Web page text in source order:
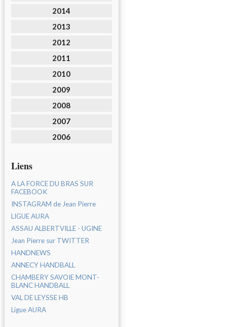
2014
2013
2012
2011
2010
2009
2008
2007
2006
Liens
A LA FORCE DU BRAS SUR
FACEBOOK
INSTAGRAM de Jean Pierre
LIGUE AURA
ASSAU ALBERTVILLE - UGINE
Jean Pierre sur TWITTER
HANDNEWS
ANNECY HANDBALL
CHAMBERY SAVOIE MONT-
BLANC HANDBALL
VAL DE LEYSSE HB
Ligue AURA